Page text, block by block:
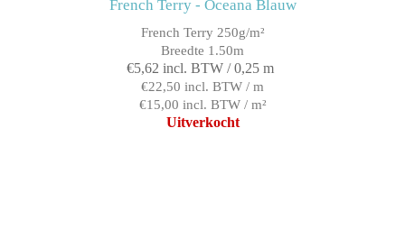
French Terry - Oceana Blauw
French Terry 250g/m²
Breedte 1.50m
€5,62 incl. BTW / 0,25 m
€22,50 incl. BTW / m
€15,00 incl. BTW / m²
Uitverkocht